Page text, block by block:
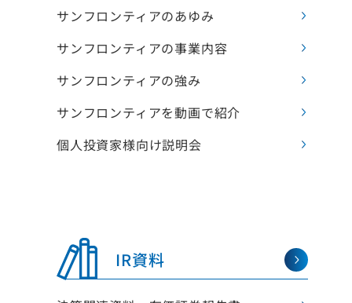
サンフロンティアのあゆみ
サンフロンティアの事業内容
サンフロンティアの強み
サンフロンティアを動画で紹介
個人投資家様向け説明会
IR資料